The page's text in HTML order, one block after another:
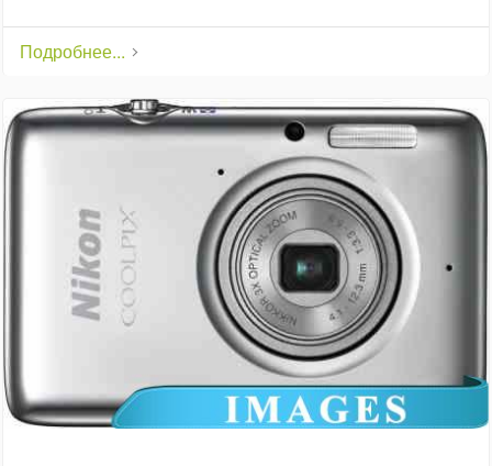
Подробнее...